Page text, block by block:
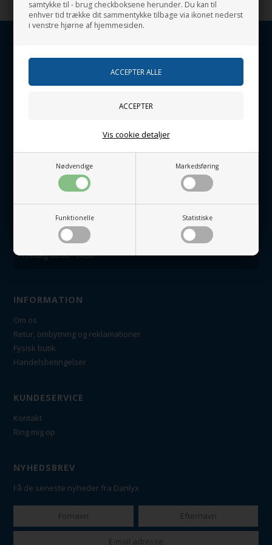
samtykke til - brug checkboksene herunder. Du kan til
enhver tid trække dit sammentykke tilbage via ikonet nederst
i venstre hjørne af hjemmesiden.
Nødvendige Markedsføring
Funktionelle Statistiske
Vis cookie detaljer
danlyx@danlyx.dk
Tlf. 44 44 04 02
CVR.: 32443125
ÅBNINGSTIDER
Mandag - Torsdag 08.00 - 16.30
Fredag 08.00 - 14.00
INFORMATION
Om os
Retur, ombytning og reklamationer
Fysisk butik
Handelsbetingelser
KUNDESERVICE
Kontakt
Ring mig op
NYHEDSBREV
Få de seneste nyheder fra Danlyx